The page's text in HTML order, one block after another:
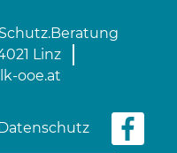
Linz
ooe.at
Datenschutz